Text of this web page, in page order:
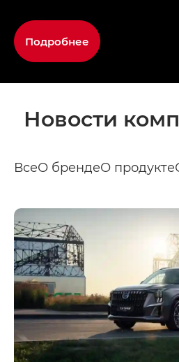
Подробнее
Новости
ВсеО брендеО продукте